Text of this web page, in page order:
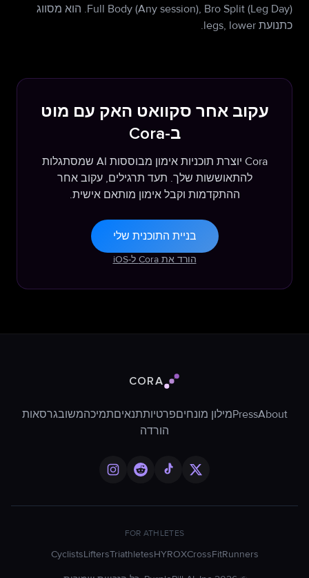
Full Body (Any session), Bro Split (Leg Day). הוא מסווג
כתנועת legs, lower.
עקוב אחר סקוואט האק עם מוט
ב-Cora
Cora יוצרת תוכניות אימון מבוססות AI שמסתגלות
להתאוששות שלך. תעד תרגילים, עקוב אחר
ההתקדמות וקבל אימון מותאם אישית.
בניית התוכנית שלי
הורד את Cora ל-iOS
לוגו Cora
CORA
About
Pressמילון מונחיםפרטיותתנאיםתמיכהמשובגרסאות
הורדה
FOR ATHLETES
Runners
CrossFit
HYROX
Triathletes
Lifters
Cyclists